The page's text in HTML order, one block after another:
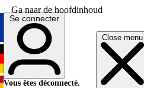
Ga naar de hoofdinhoud
Close menu
English
Deutsch
Se connecter
Vous êtes déconnecté.